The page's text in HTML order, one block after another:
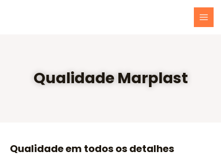
Qualidade Marplast
Qualidade em todos os detalhes